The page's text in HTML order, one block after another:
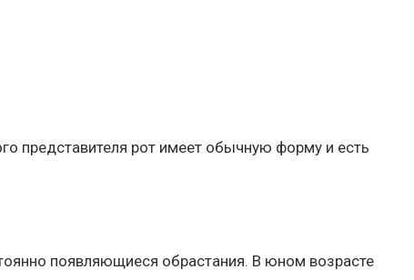
представителя рот имеет обычную форму и есть
появляющиеся обрастания. В юном возрасте